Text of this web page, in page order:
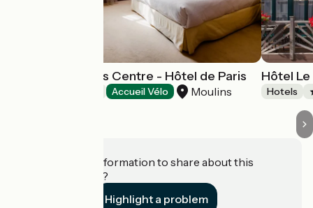
Mercure Moulins Centre - Hôtel de Paris
Accueil Vélo Moulins
Hôtel Le
Hotels
Do you have information to share about this
establishment?
Highlight a problem